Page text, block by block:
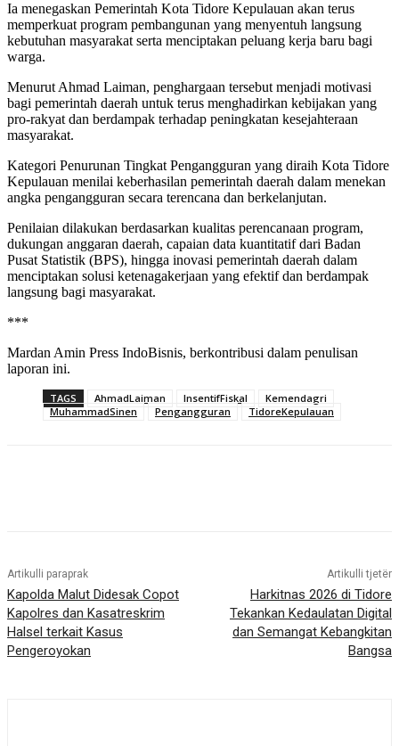
Ia menegaskan Pemerintah Kota Tidore Kepulauan akan terus
memperkuat program pembangunan yang menyentuh langsung
kebutuhan masyarakat serta menciptakan peluang kerja baru bagi
warga.
Menurut Ahmad Laiman, penghargaan tersebut menjadi motivasi
bagi pemerintah daerah untuk terus menghadirkan kebijakan yang
pro-rakyat dan berdampak terhadap peningkatan kesejahteraan
masyarakat.
Kategori Penurunan Tingkat Pengangguran yang diraih Kota Tidore
Kepulauan menilai keberhasilan pemerintah daerah dalam menekan
angka pengangguran secara terencana dan berkelanjutan.
Penilaian dilakukan berdasarkan kualitas perencanaan program,
dukungan anggaran daerah, capaian data kuantitatif dari Badan
Pusat Statistik (BPS), hingga inovasi pemerintah daerah dalam
menciptakan solusi ketenagakerjaan yang efektif dan berdampak
langsung bagi masyarakat.
***
Mardan Amin Press IndoBisnis, berkontribusi dalam penulisan
laporan ini.
TAGS AhmadLaiman InsentifFiskal
Kemendagri
MuhammadSinen
Pengangguran TidoreKepulauan
Artikulli paraprak
Kapolda Malut Didesak Copot
Kapolres dan Kasatreskrim
Halsel terkait Kasus
Pengeroyokan
Artikulli tjetër
Harkitnas 2026 di Tidore
Tekankan Kedaulatan Digital
dan Semangat Kebangkitan
Bangsa